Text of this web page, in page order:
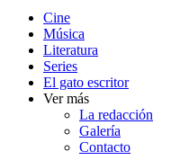
Cine
Música
Literatura
Series
El gato escritor
Ver más
La redacción
Galería
Contacto